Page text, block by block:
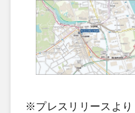
※プレスリリースより